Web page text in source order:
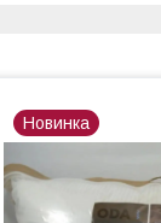
Новинка